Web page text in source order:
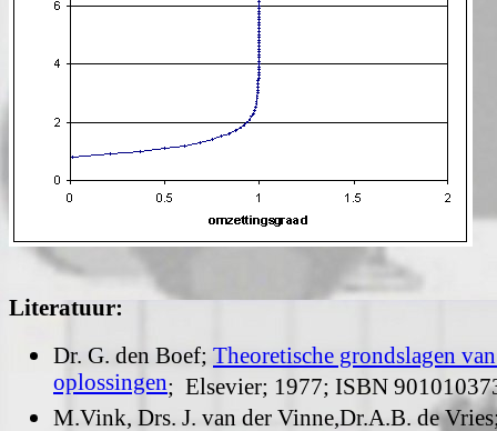
Literatuur:
Dr. G. den Boef; Theoretische grondslagen
oplossingen; Elsevier; 1977; ISBN
M.Vink, Drs. J. van der Vinne,Dr.A.B. de